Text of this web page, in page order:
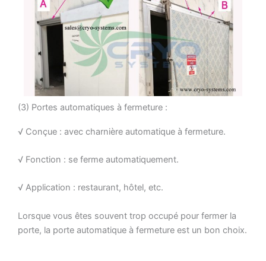
(3) Portes automatiques à fermeture :
√ Conçue : avec charnière automatique à fermeture.
√ Fonction : se ferme automatiquement.
√ Application : restaurant, hôtel, etc.
Lorsque vous êtes souvent trop occupé pour fermer la
porte, la porte automatique à fermeture est un bon choix.